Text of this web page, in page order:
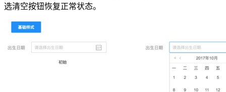
选清空按钮恢复正常状态。